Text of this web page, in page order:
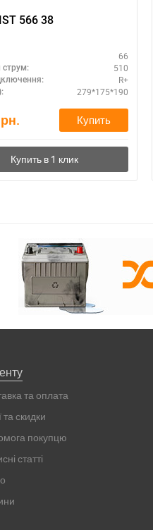
566 38
66
струм: 510
R+
279*175*190
Купить
та оплата
та скидки
покупцю
статті